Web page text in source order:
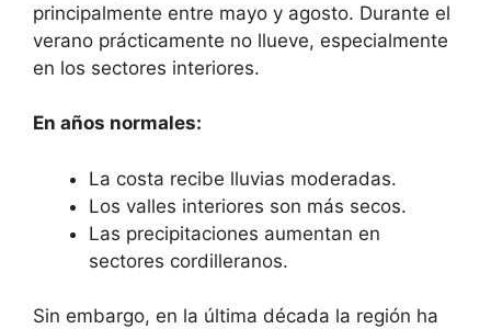
principalmente entre mayo y agosto. Durante el
verano prácticamente no llueve, especialmente
en los sectores interiores.
En años normales:
La costa recibe lluvias moderadas.
Los valles interiores son más secos.
Las precipitaciones aumentan en
sectores cordilleranos.
Sin embargo, en la última década la región ha